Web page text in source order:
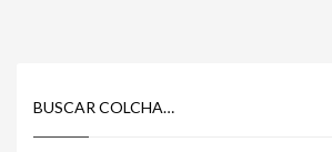
BUSCAR COLCHA…